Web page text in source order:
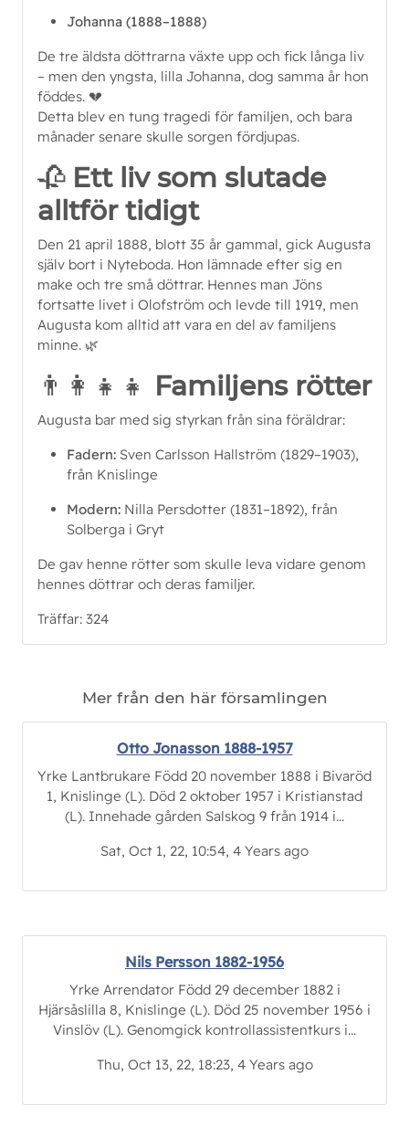
Johanna (1888–1888)
De tre äldsta döttrarna växte upp och fick långa liv
– men den yngsta, lilla Johanna, dog samma år hon
föddes. 💔
Detta blev en tung tragedi för familjen, och bara
månader senare skulle sorgen fördjupas.
🥀 Ett liv som slutade
alltför tidigt
Den 21 april 1888, blott 35 år gammal, gick Augusta
själv bort i Nyteboda. Hon lämnade efter sig en
make och tre små döttrar. Hennes man Jöns
fortsatte livet i Olofström och levde till 1919, men
Augusta kom alltid att vara en del av familjens
minne. 🌿
👨‍👩‍👧‍👧 Familjens rötter
Augusta bar med sig styrkan från sina föräldrar:
Fadern: Sven Carlsson Hallström (1829–1903),
från Knislinge
Modern: Nilla Persdotter (1831–1892), från
Solberga i Gryt
De gav henne rötter som skulle leva vidare genom
hennes döttrar och deras familjer.
Träffar: 324
Mer från den här församlingen
Otto Jonasson 1888-1957
Yrke Lantbrukare Född 20 november 1888 i Bivaröd
1, Knislinge (L). Död 2 oktober 1957 i Kristianstad
(L). Innehade gården Salskog 9 från 1914 i...
Sat, Oct 1, 22, 10:54, 4 Years ago
Nils Persson 1882-1956
Yrke Arrendator Född 29 december 1882 i
Hjärsåslilla 8, Knislinge (L). Död 25 november 1956 i
Vinslöv (L). Genomgick kontrollassistentkurs i...
Thu, Oct 13, 22, 18:23, 4 Years ago